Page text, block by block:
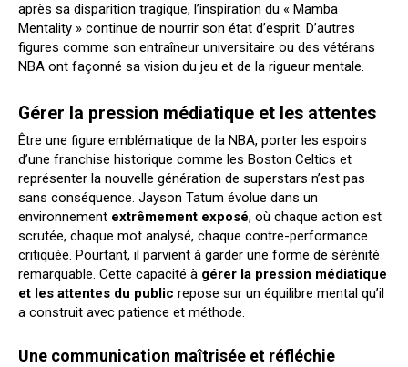
après sa disparition tragique, l’inspiration du « Mamba
Mentality » continue de nourrir son état d’esprit. D’autres
figures comme son entraîneur universitaire ou des vétérans
NBA ont façonné sa vision du jeu et de la rigueur mentale.
Gérer la pression médiatique et les attentes
Être une figure emblématique de la NBA, porter les espoirs
d’une franchise historique comme les Boston Celtics et
représenter la nouvelle génération de superstars n’est pas
sans conséquence. Jayson Tatum évolue dans un
environnement extrêmement exposé, où chaque action est
scrutée, chaque mot analysé, chaque contre-performance
critiquée. Pourtant, il parvient à garder une forme de sérénité
remarquable. Cette capacité à gérer la pression médiatique
et les attentes du public repose sur un équilibre mental qu’il
a construit avec patience et méthode.
Une communication maîtrisée et réfléchie